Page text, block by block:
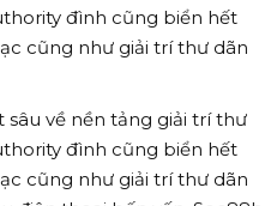
đình cũng biển hết
cũng như giải trí thư dãn
về nền tảng giải trí thư
đình cũng biển hết
cũng như giải trí thư dãn